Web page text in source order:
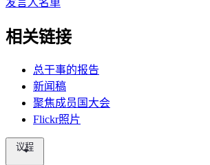
相关链接
总干事的报告
新闻稿
聚焦成员国大会
Flickr照片
议程